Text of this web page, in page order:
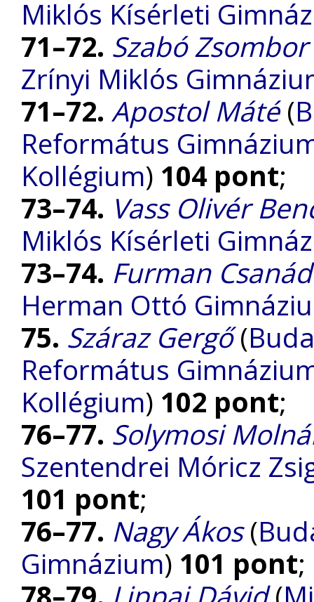
Miklós Kísérleti
71–72. Szabó Zsombor
Zrínyi Miklós
71–72. Apostol Máté(
Református
Kollégium) 104 pont;
73–74. Vass Olivér
Miklós Kísérleti
73–74. Furman
Herman Ottó
75. Száraz Gergő(
Református
Kollégium) 102 pont;
76–77. Solymosi
Szentendrei Móricz
101 pont;
76–77. Nagy Ákos(
Gimnázium) 101 pont;